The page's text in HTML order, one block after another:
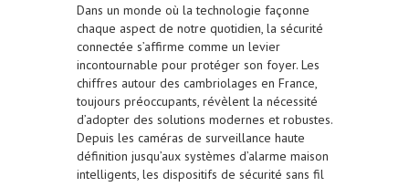
Dans un monde où la technologie façonne
chaque aspect de notre quotidien, la sécurité
connectée s’affirme comme un levier
incontournable pour protéger son foyer. Les
chiffres autour des cambriolages en France,
toujours préoccupants, révèlent la nécessité
d’adopter des solutions modernes et robustes.
Depuis les caméras de surveillance haute
définition jusqu’aux systèmes d’alarme maison
intelligents, les dispositifs de sécurité sans fil